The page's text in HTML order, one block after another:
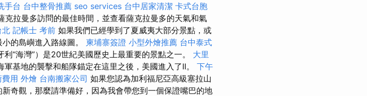
手台 台中整骨推薦 seo services 台中居家清潔 卡式台胞
拉曼多訪問的最佳時間，並查看薩克拉曼多的天氣和氣
北 記帳士 考前 如果我們已經學到了夏威夷大部分景點，或
的島嶼進入路線圖。 柬埔寨簽證 小型外燴推薦 台中泰式
利“海灣”）是20世紀美國歷史上最重要的景點之一。 大里
軍基地的襲擊和船隊錨定在這里之後，美國進入了II。 下午
用 外燴 台南搬家公司 如果您認為加利福尼亞高級塞拉山
奇觀，那麼請準備好，因為我會帶您到一個保證嘴巴的地